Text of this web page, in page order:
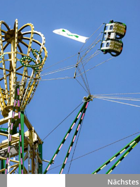
Rheinkirmes Düsseldorf
Auch im Jahr 2026
Wert, die Rheinkirmes
Sonntag Nachmittag
Sommerw...
-
"Crazy
Zur Bildgalerie